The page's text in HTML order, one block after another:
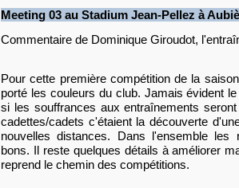
Meeting 03 au Stadium Jean-Pellez à
Commentaire de Dominique Giroudot,
Pour cette première compétition de la
porté les couleurs du club. Jamais évident
si les souffrances aux entraînements
cadettes/cadets c'étaient la découverte
nouvelles distances. Dans l'ensemble les
bons. Il reste quelques détails à améliorer
reprend le chemin des compétitions.